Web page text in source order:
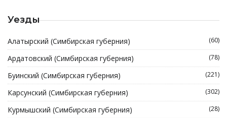
Уезды
Алатырский (Симбирская губерния) (60)
Ардатовский (Симбирская губерния) (78)
Буинский (Симбирская губерния) (221)
Карсунский (Симбирская губерния) (302)
Курмышский (Симбирская губерния) (28)